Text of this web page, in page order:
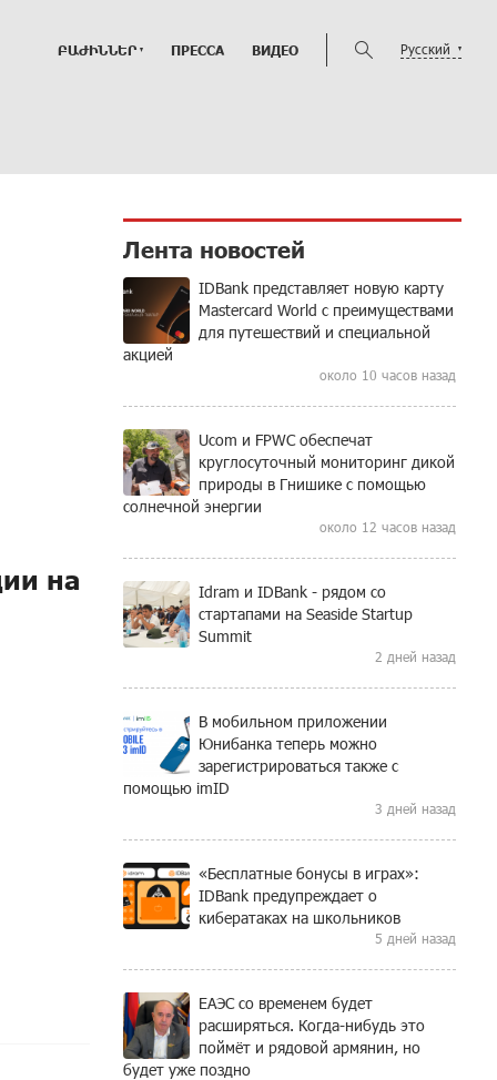
ԲԱԺԻՆՆԵՐ ПРЕССА ВИДЕО Русский
на
Лента новостей
IDBank представляет новую карту
Mastercard World с преимуществами
для путешествий и специальной
акцией
около 10 часов назад
Ucom и FPWC обеспечат
круглосуточный мониторинг дикой
природы в Гнишике с помощью
солнечной энергии
около 12 часов назад
Idram и IDBank - рядом со
стартапами на Seaside Startup
Summit
2 дней назад
В мобильном приложении
Юнибанка теперь можно
зарегистрироваться также с
помощью imID
3 дней назад
«Бесплатные бонусы в играх»:
IDBank предупреждает о
кибератаках на школьников
5 дней назад
ЕАЭС со временем будет
расширяться. Когда-нибудь это
поймёт и рядовой армянин, но
будет уже поздно